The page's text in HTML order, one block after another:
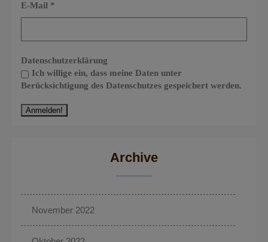
E-Mail *
Datenschutzerklärung
Ich willige ein, dass meine Daten unter
Berücksichtigung des Datenschutzes gespeichert werden.
Archive
November 2022